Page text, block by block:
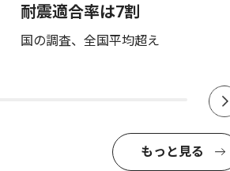
耐震適合率は7割
国の調査、全国平均超え
もっと見る